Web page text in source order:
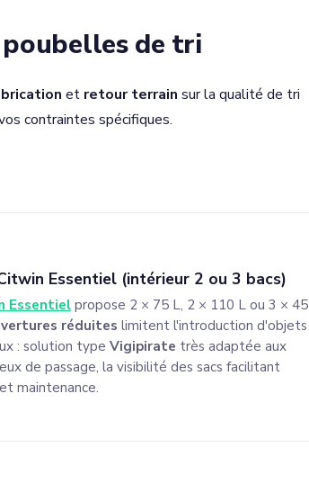
de tri
et retour terrain sur la qualité de tri
contraintes spécifiques.
Essentiel (intérieur 2 ou 3 bacs)
Essentielpropose 2 × 75 L, 2 × 110 L ou 3 × 45
réduites limitent l'introduction d'objets
: solution type Vigipirate très adaptée aux
de passage, la visibilité des sacs facilitant
maintenance.